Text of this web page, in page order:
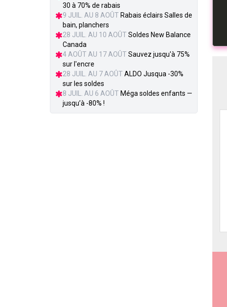
30 à 70% de rabais
9 JUIL. AU 8 AOÛT Rabais éclairs Salles de
bain, planchers
28 JUIL. AU 10 AOÛT Soldes New Balance
Canada
4 AOÛT AU 17 AOÛT Sauvez jusqu'à 75%
sur l'encre
28 JUIL. AU 7 AOÛT ALDO Jusqua -30%
sur les soldes
8 JUIL. AU 6 AOÛT Méga soldes enfants —
jusqu’à -80% !